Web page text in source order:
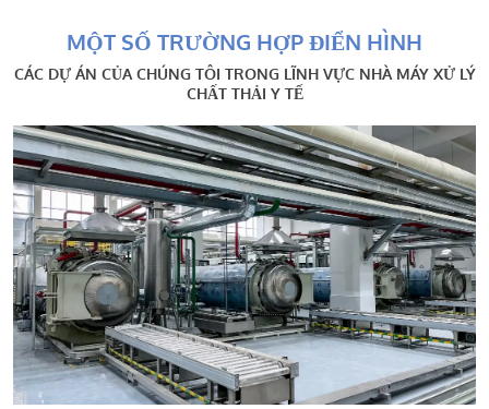
MỘT SỐ TRƯỜNG HỢP ĐIỂN HÌNH
CÁC DỰ ÁN CỦA CHÚNG TÔI TRONG LĨNH VỰC NHÀ MÁY XỬ LÝ
CHẤT THẢI Y TẾ